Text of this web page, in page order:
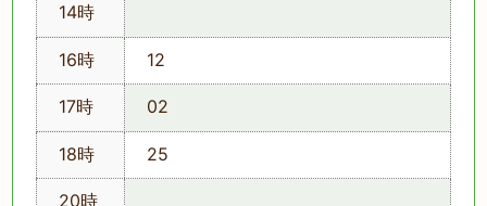
14時
16時 12
17時 02
18時 25
20時